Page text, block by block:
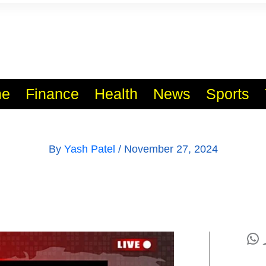
Finance Health News Sports
By Yash Patel / November 27, 2024
WhatsApp